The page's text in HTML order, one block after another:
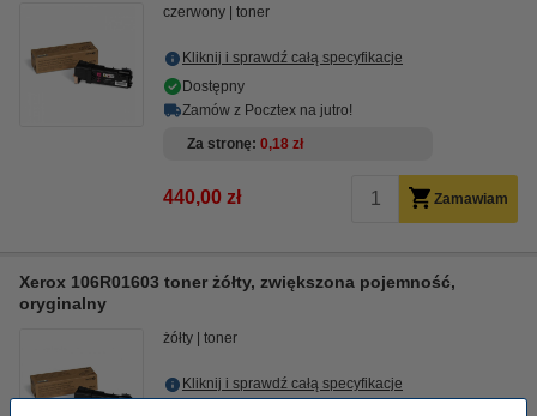
czerwony toner
Kliknij i sprawdź całą specyfikacje
Dostępny
Zamów z Pocztex na jutro!
Za stronę 0,18 zł
440,00 zł Zamawiam
Xerox 106R01603 toner żółty, zwiększona pojemność,
oryginalny
żółty toner
Kliknij i sprawdź całą specyfikacje